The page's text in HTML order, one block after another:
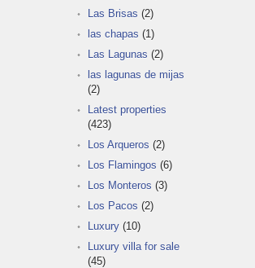
Las Brisas (2)
las chapas (1)
Las Lagunas (2)
las lagunas de mijas
(2)
Latest properties
(423)
Los Arqueros (2)
Los Flamingos (6)
Los Monteros (3)
Los Pacos (2)
Luxury (10)
Luxury villa for sale
(45)